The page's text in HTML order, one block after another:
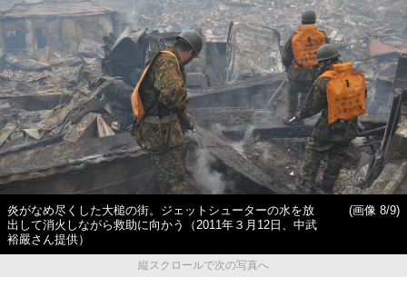
炎がなめ尽くした大槌の街。ジェットシューターの水を放
出して消火しながら救助に向かう（2011年３月12日、中武
裕嚴さん提供）
(画像 8/9)
縦スクロールで次の写真へ